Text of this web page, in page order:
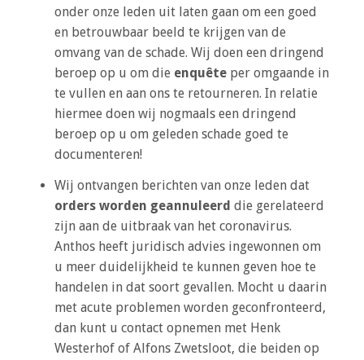
onder onze leden uit laten gaan om een goed
en betrouwbaar beeld te krijgen van de
omvang van de schade. Wij doen een dringend
beroep op u om die enquêteper omgaande in
te vullen en aan ons te retourneren. In relatie
hiermee doen wij nogmaals een dringend
beroep op u om geleden schade goed te
documenteren!
Wij ontvangen berichten van onze leden dat
orders worden geannuleerd die gerelateerd
zijn aan de uitbraak van het coronavirus.
Anthos heeft juridisch advies ingewonnen om
u meer duidelijkheid te kunnen geven hoe te
handelen in dat soort gevallen. Mocht u daarin
met acute problemen worden geconfronteerd,
dan kunt u contact opnemen met Henk
Westerhof of Alfons Zwetsloot, die beiden op